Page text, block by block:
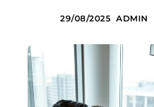
29/08/2025 ADMIN